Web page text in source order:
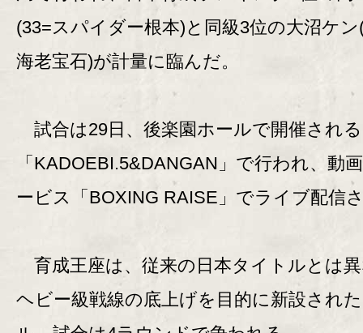
(33=スパイダー根本)と同級3位の大沼ケン
海老宝石)が計量に臨んだ。
試合は29日、後楽園ホールで開催される
「KADOEBI.5&DANGAN」で行われ、動
ービス「BOXING RAISE」でライブ配信
育成王座は、従来の日本タイトルとは
ヘビー級戦線の底上げを目的に新設され